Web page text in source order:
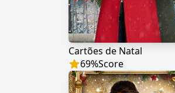
Cartões de Natal
69%Score